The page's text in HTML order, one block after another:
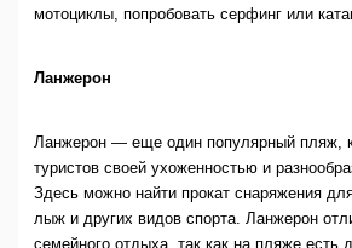
мотоциклы, попробовать серфинг или
Ланжерон
Ланжерон — еще один популярный пляж,
туристов своей ухоженностью и
Здесь можно найти прокат снаряжения
лыж и других видов спорта. Ланжерон
семейного отдыха, так как на пляже есть